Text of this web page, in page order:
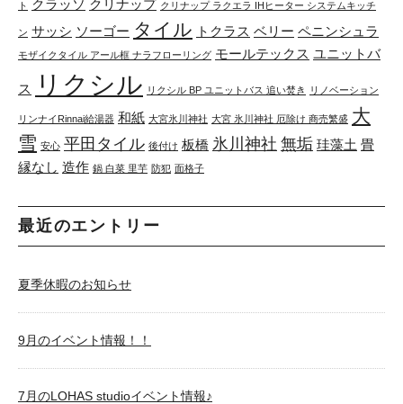
ト クラッソ クリナップ クリナップ ラクエラ IHヒーター システムキッチ
ン サッシ ソーゴー タイル トクラス ベリー ペニンシュラ
モザイクタイル アール框 ナラフローリング モールテックス ユニットバ
ス リクシル リクシル BP ユニットバス 追い焚き リノベーション
リンナイRinnai給湯器 和紙 大宮氷川神社 大宮 氷川神社 厄除け 商売繁盛 大
雪 安心 平田タイル 後付け 板橋 氷川神社 無垢 珪藻土 畳
縁なし 造作 鍋 白菜 里芋 防犯 面格子
最近のエントリー
夏季休暇のお知らせ
9月のイベント情報！！
7月のLOHAS studioイベント情報♪